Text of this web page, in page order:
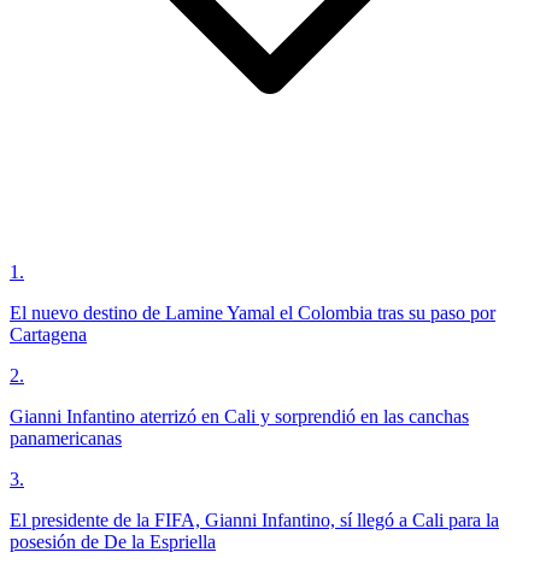
1 .
El nuevo destino de Lamine Yamal el Colombia tras su paso por
Cartagena
2.
Gianni Infantino aterrizó en Cali y sorprendió en las canchas
panamericanas
3.
El presidente de la FIFA, Gianni Infantino, sí llegó a Cali para la
posesión de De la Espriella